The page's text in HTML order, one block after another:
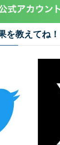
を教えてね！